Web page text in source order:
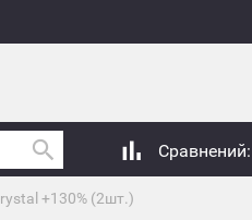
Сравнений:
+130% (2шт.)